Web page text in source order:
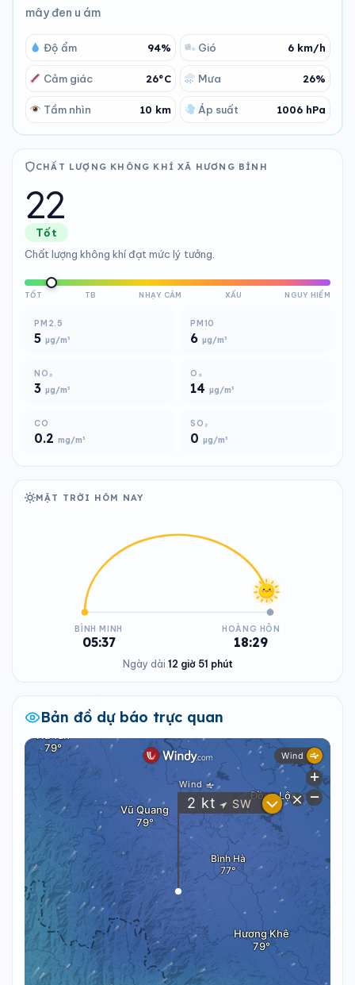
mây đen u ám
Độ ẩm 94% Gió 6 km/h
Cảm giác 26°C Mưa 26%
Tầm nhìn 10 km Áp suất 1006 hPa
CHẤT LƯỢNG KHÔNG KHÍ XÃ HƯƠNG BÌNH
22
Tốt
Chất lượng không khí đạt mức lý tưởng.
TỐT TB NHẠY CẢM XẤU NGUY HIỂM
PM2.5
5 µg/m³
PM10
6 µg/m³
NO₂
3 µg/m³
O₃
14 µg/m³
CO
0.2 mg/m³
SO₂
0 µg/m³
MẶT TRỜI HÔM NAY
BÌNH MINH
05:37
HOÀNG HÔN
18:29
Ngày dài 12 giờ 51 phút
Bản đồ dự báo trực quan